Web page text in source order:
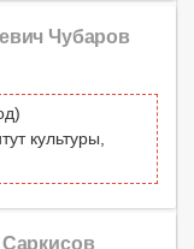
Чубаров
культуры,